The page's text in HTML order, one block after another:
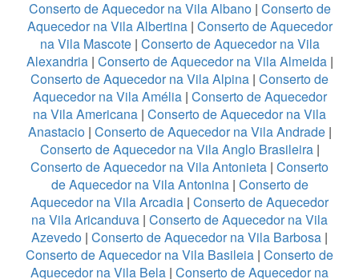
Conserto de Aquecedor na Vila Albano| Conserto de
Aquecedor na Vila Albertina| Conserto de Aquecedor
na Vila Mascote| Conserto de Aquecedor na Vila
Alexandria| Conserto de Aquecedor na Vila Almeida |
Conserto de Aquecedor na Vila Alpina | Conserto de
Aquecedor na Vila Amélia | Conserto de Aquecedor
na Vila Americana | Conserto de Aquecedor na Vila
Anastacio| Conserto de Aquecedor na Vila Andrade|
Conserto de Aquecedor na Vila Anglo Brasileira|
Conserto de Aquecedor na Vila Antonieta | Conserto
de Aquecedor na Vila Antonina| Conserto de
Aquecedor na Vila Arcadia | Conserto de Aquecedor
na Vila Aricanduva | Conserto de Aquecedor na Vila
Azevedo | Conserto de Aquecedor na Vila Barbosa |
Conserto de Aquecedor na Vila Basileia | Conserto de
Aquecedor na Vila Bela | Conserto de Aquecedor na